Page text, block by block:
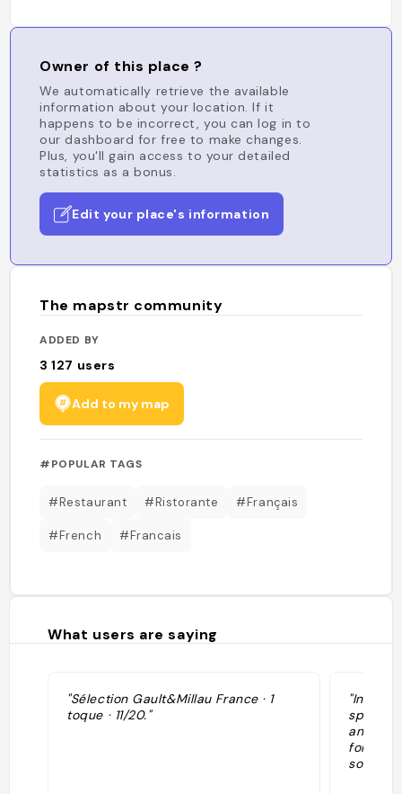
Owner of this place ?
We automatically retrieve the available
information about your location. If it
happens to be incorrect, you can log in to
our dashboard for free to make changes.
Plus, you'll gain access to your detailed
statistics as a bonus.
Edit your place's information
The mapstr community
ADDED BY
3 127 users
Add to my map
#POPULAR TAGS
#Restaurant #Ristorante #Français
#French #Francais
What users are saying
"Sélection Gault&Millau France · 1
toque · 11/20."
and
for, and
soufflé "